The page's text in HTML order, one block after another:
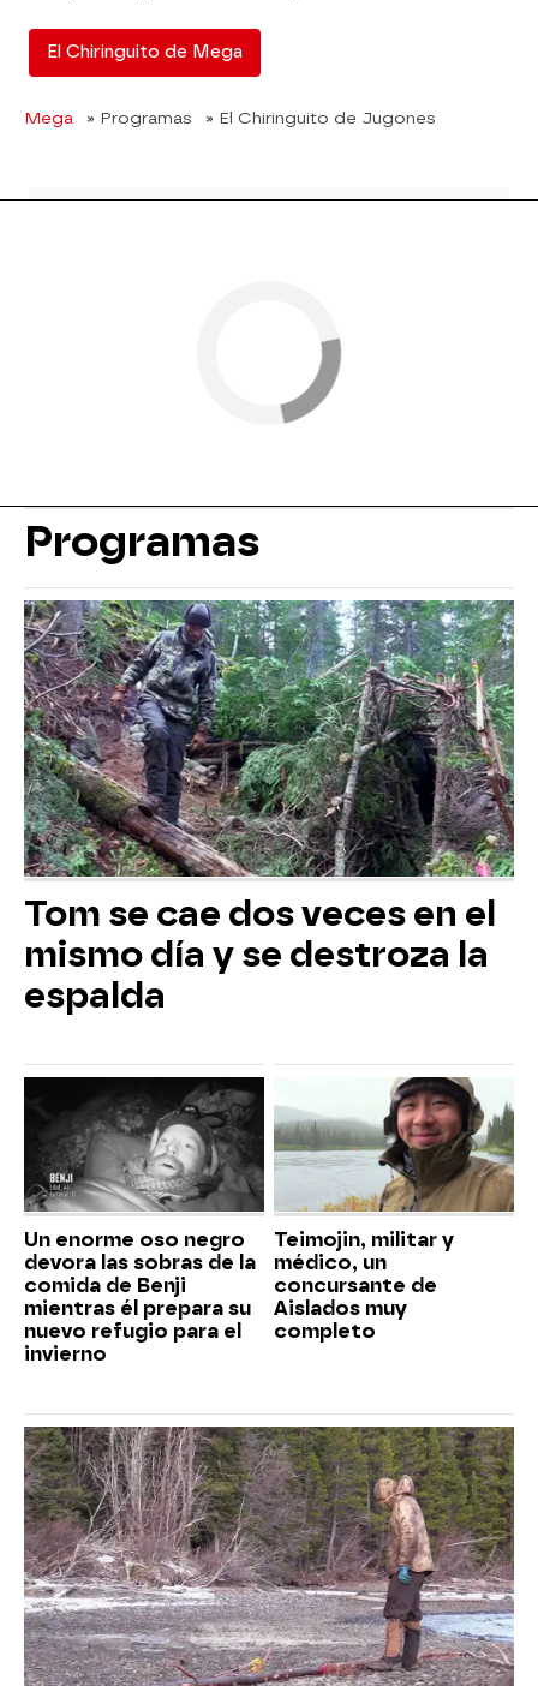
El Chiringuito de Mega
Mega » Programas » El Chiringuito de Jugones
Programas
Tom se cae dos veces en el
mismo día y se destroza la
espalda
Un enorme oso negro
devora las sobras de la
comida de Benji
mientras él prepara su
nuevo refugio para el
invierno
Teimojin, militar y
médico, un
concursante de
Aislados muy
completo